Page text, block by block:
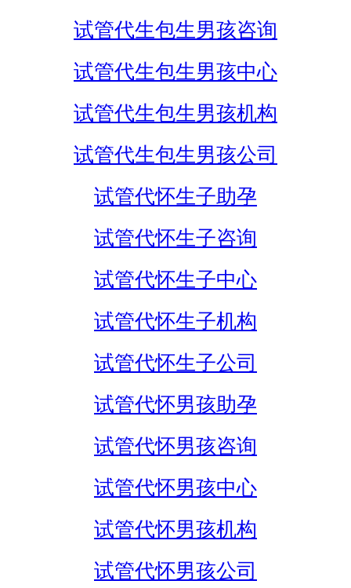
试管代生包生男孩咨询
试管代生包生男孩中心
试管代生包生男孩机构
试管代生包生男孩公司
试管代怀生子助孕
试管代怀生子咨询
试管代怀生子中心
试管代怀生子机构
试管代怀生子公司
试管代怀男孩助孕
试管代怀男孩咨询
试管代怀男孩中心
试管代怀男孩机构
试管代怀男孩公司